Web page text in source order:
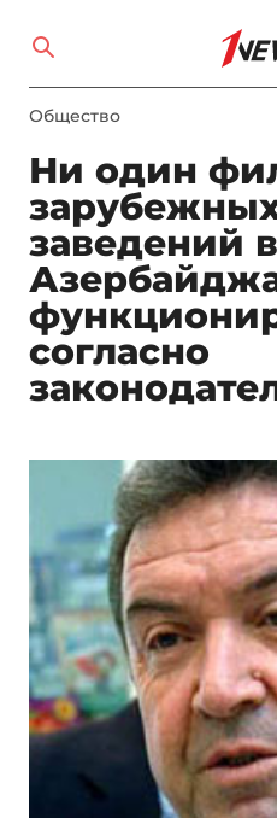
Общество
Ни один
заведений в
согласно